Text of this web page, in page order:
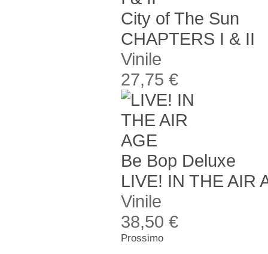
City of The Sun
CHAPTERS I & II
Vinile
27,75 €
Be Bop Deluxe
LIVE! IN THE AIR
Vinile
38,50 €
Prossimo